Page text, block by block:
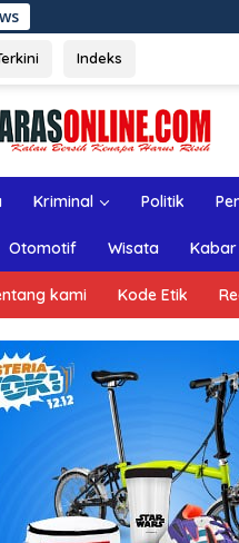
Rapat
Indeks
Kriminal Politik
Otomotif Wisata
kami Kode Etik